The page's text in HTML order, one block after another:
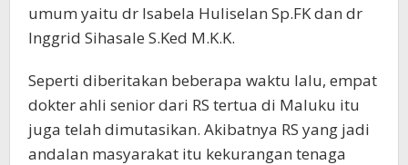
umum yaitu dr Isabela Huliselan Sp.FK dan dr
Inggrid Sihasale S.Ked M.K.K.
Seperti diberitakan beberapa waktu lalu, empat
dokter ahli senior dari RS tertua di Maluku itu
juga telah dimutasikan. Akibatnya RS yang jadi
andalan masyarakat itu kekurangan tenaga